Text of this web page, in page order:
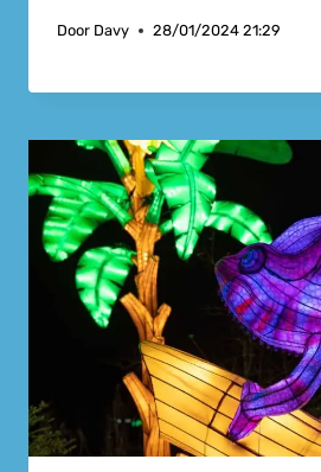
Door Davy 28/01/2024 21:29